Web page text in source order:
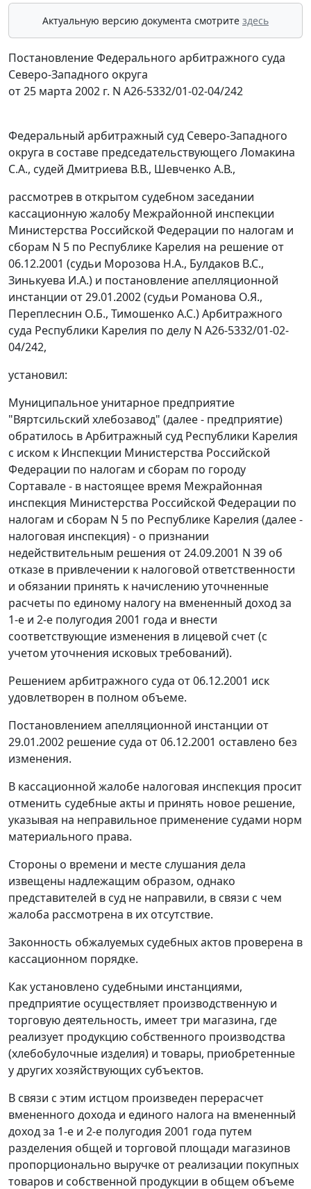
Актуальную версию документа смотрите здесь
Постановление Федерального арбитражного суда
Северо-Западного округа
от 25 марта 2002 г. N А26-5332/01-02-04/242
Федеральный арбитражный суд Северо-Западного
округа в составе председательствующего Ломакина
С.А., судей Дмитриева В.В., Шевченко А.В.,
рассмотрев в открытом судебном заседании
кассационную жалобу Межрайонной инспекции
Министерства Российской Федерации по налогам и
сборам N 5 по Республике Карелия на решение от
06.12.2001 (судьи Морозова Н.А., Булдаков B.C.,
Зинькуева И.А.) и постановление апелляционной
инстанции от 29.01.2002 (судьи Романова О.Я.,
Переплеснин О.Б., Тимошенко А.С.) Арбитражного
суда Республики Карелия по делу N А26-5332/01-02-
04/242,
установил:
Муниципальное унитарное предприятие
"Вяртсильский хлебозавод" (далее - предприятие)
обратилось в Арбитражный суд Республики Карелия
с иском к Инспекции Министерства Российской
Федерации по налогам и сборам по городу
Сортавале - в настоящее время Межрайонная
инспекция Министерства Российской Федерации по
налогам и сборам N 5 по Республике Карелия (далее -
налоговая инспекция) - о признании
недействительным решения от 24.09.2001 N 39 об
отказе в привлечении к налоговой ответственности
и обязании принять к начислению уточненные
расчеты по единому налогу на вмененный доход за
1-е и 2-е полугодия 2001 года и внести
соответствующие изменения в лицевой счет (с
учетом уточнения исковых требований).
Решением арбитражного суда от 06.12.2001 иск
удовлетворен в полном объеме.
Постановлением апелляционной инстанции от
29.01.2002 решение суда от 06.12.2001 оставлено без
изменения.
В кассационной жалобе налоговая инспекция просит
отменить судебные акты и принять новое решение,
указывая на неправильное применение судами норм
материального права.
Стороны о времени и месте слушания дела
извещены надлежащим образом, однако
представителей в суд не направили, в связи с чем
жалоба рассмотрена в их отсутствие.
Законность обжалуемых судебных актов проверена в
кассационном порядке.
Как установлено судебными инстанциями,
предприятие осуществляет производственную и
торговую деятельность, имеет три магазина, где
реализует продукцию собственного производства
(хлебобулочные изделия) и товары, приобретенные
у других хозяйствующих субъектов.
В связи с этим истцом произведен перерасчет
вмененного дохода и единого налога на вмененный
доход за 1-е и 2-е полугодия 2001 года путем
разделения общей и торговой площади магазинов
пропорционально выручке от реализации покупных
товаров и собственной продукции в общем объеме